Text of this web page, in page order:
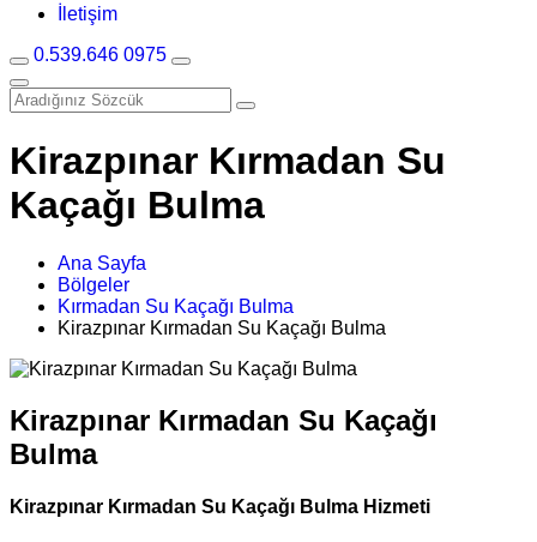
İletişim
0.539.646 0975
Kirazpınar Kırmadan Su
Kaçağı Bulma
Ana Sayfa
Bölgeler
Kırmadan Su Kaçağı Bulma
Kirazpınar Kırmadan Su Kaçağı Bulma
Kirazpınar Kırmadan Su Kaçağı
Bulma
Kirazpınar Kırmadan Su Kaçağı Bulma Hizmeti